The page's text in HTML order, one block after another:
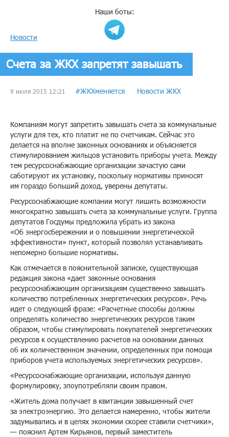
Наши боты:
Новости
Счета за ЖКХ запретят завышать
9 июля 2015 12:21 #ЖКХменяется Новости ЖКХ
Компаниям могут запретить завышать счета за коммунальные
услуги для тех, кто платит не по счетчикам. Сейчас это
делается на вполне законных основаниях и объясняется
стимулированием жильцов установить приборы учета. Между
тем ресурсоснабжающие организации зачастую сами
саботируют их установку, поскольку нормативы приносят
им гораздо больший доход, уверены депутаты.
Ресурсоснабжающие компании могут лишить возможности
многократно завышать счета за коммунальные услуги. Группа
депутатов Госдумы предложила убрать из закона
«Об энергосбережении и о повышении энергетической
эффективности» пункт, который позволял устанавливать
непомерно большие нормативы.
Как отмечается в пояснительной записке, существующая
редакция закона «дает законные основания
ресурсоснабжающим организациям существенно завышать
количество потребленных энергетических ресурсов». Речь
идет о следующей фразе: «Расчетные способы должны
определять количество энергетических ресурсов таким
образом, чтобы стимулировать покупателей энергетических
ресурсов к осуществлению расчетов на основании данных
об их количественном значении, определенных при помощи
приборов учета используемых энергетических ресурсов».
«Ресурсоснабжающие организации, используя данную
формулировку, злоупотребляли своим правом.
«Житель дома получает в квитанции завышенный счет
за электроэнергию. Это делается намеренно, чтобы жители
задумывались и в целях экономии скорее ставили счетчики»,
— пояснил Артем Кирьянов, первый заместитель